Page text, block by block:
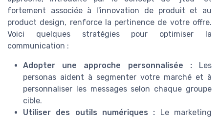
fortement associée à l'innovation de produit et au
product design, renforce la pertinence de votre offre.
Voici quelques stratégies pour optimiser la
communication :
Adopter une approche personnalisée :Les
personas aident à segmenter votre marché et à
personnaliser les messages selon chaque groupe
cible.
Utiliser des outils numériques : Le marketing